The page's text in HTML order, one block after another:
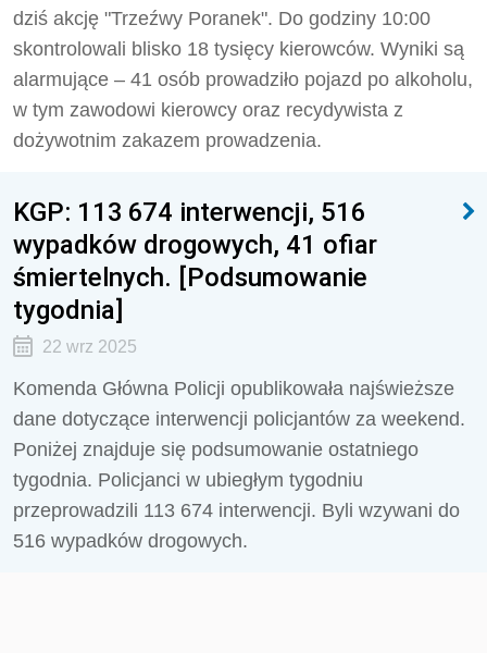
dziś akcję "Trzeźwy Poranek". Do godziny 10:00
skontrolowali blisko 18 tysięcy kierowców. Wyniki są
alarmujące – 41 osób prowadziło pojazd po alkoholu,
w tym zawodowi kierowcy oraz recydywista z
dożywotnim zakazem prowadzenia.
KGP: 113 674 interwencji, 516
wypadków drogowych, 41 ofiar
śmiertelnych. [Podsumowanie
tygodnia]
22 wrz 2025
Komenda Główna Policji opublikowała najświeższe
dane dotyczące interwencji policjantów za weekend.
Poniżej znajduje się podsumowanie ostatniego
tygodnia. Policjanci w ubiegłym tygodniu
przeprowadzili 113 674 interwencji. Byli wzywani do
516 wypadków drogowych.